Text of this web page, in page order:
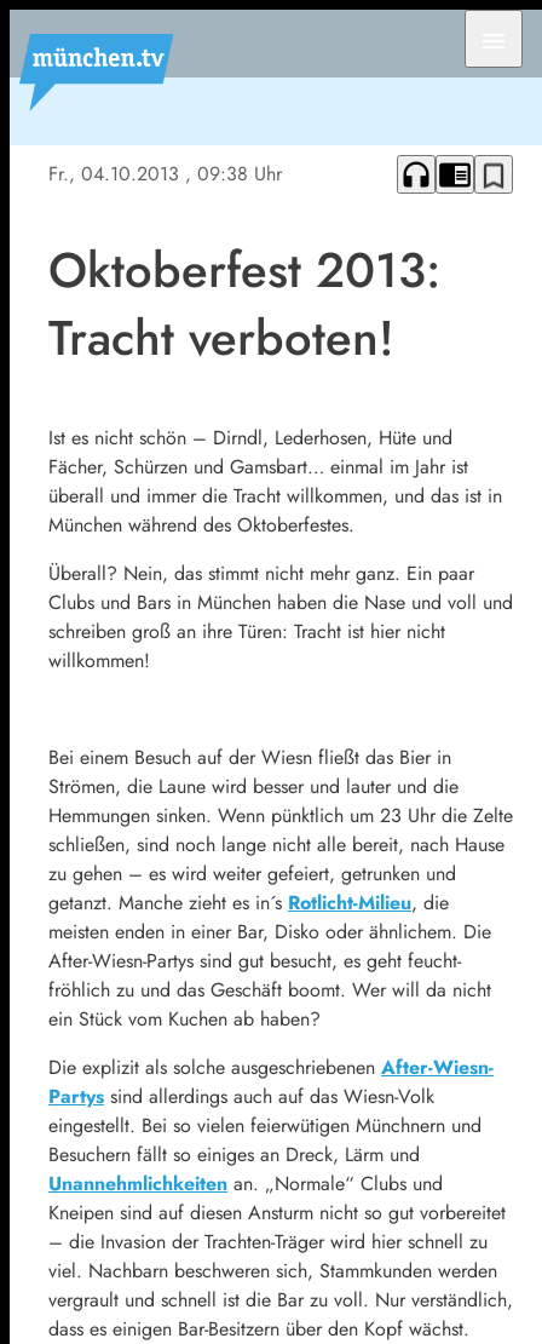
Fr., 04.10.2013 , 09:38 Uhr headphones chrome_reader_mode bookmark_border
Oktoberfest 2013:
Tracht verboten!
Ist es nicht schön – Dirndl, Lederhosen, Hüte und
Fächer, Schürzen und Gamsbart… einmal im Jahr ist
überall und immer die Tracht willkommen, und das ist in
München während des Oktoberfestes.
Überall? Nein, das stimmt nicht mehr ganz. Ein paar
Clubs und Bars in München haben die Nase und voll und
schreiben groß an ihre Türen: Tracht ist hier nicht
willkommen!
Bei einem Besuch auf der Wiesn fließt das Bier in
Strömen, die Laune wird besser und lauter und die
Hemmungen sinken. Wenn pünktlich um 23 Uhr die Zelte
schließen, sind noch lange nicht alle bereit, nach Hause
zu gehen – es wird weiter gefeiert, getrunken und
getanzt. Manche zieht es in´s Rotlicht-Milieu, die
meisten enden in einer Bar, Disko oder ähnlichem. Die
After-Wiesn-Partys sind gut besucht, es geht feucht-
fröhlich zu und das Geschäft boomt. Wer will da nicht
ein Stück vom Kuchen ab haben?
Die explizit als solche ausgeschriebenen After-Wiesn-
Partys sind allerdings auch auf das Wiesn-Volk
eingestellt. Bei so vielen feierwütigen Münchnern und
Besuchern fällt so einiges an Dreck, Lärm und
Unannehmlichkeiten an. „Normale“ Clubs und
Kneipen sind auf diesen Ansturm nicht so gut vorbereitet
– die Invasion der Trachten-Träger wird hier schnell zu
viel. Nachbarn beschweren sich, Stammkunden werden
vergrault und schnell ist die Bar zu voll. Nur verständlich,
dass es einigen Bar-Besitzern über den Kopf wächst.